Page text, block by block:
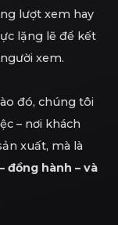
lượt xem hay
lặng lẽ để kết
xem.
đó, chúng tôi
– nơi khách
xuất, mà là
đồng hành – và